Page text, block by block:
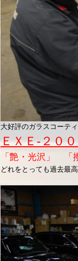
大好評のガラスコーティ
ＥＸＥ-２００
「艶・光沢」 「
どれをとっても過去最